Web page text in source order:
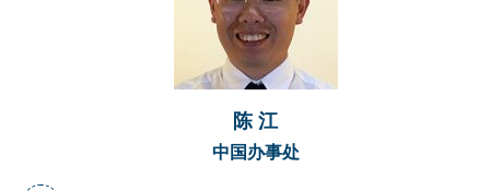
陈 江
中国办事处